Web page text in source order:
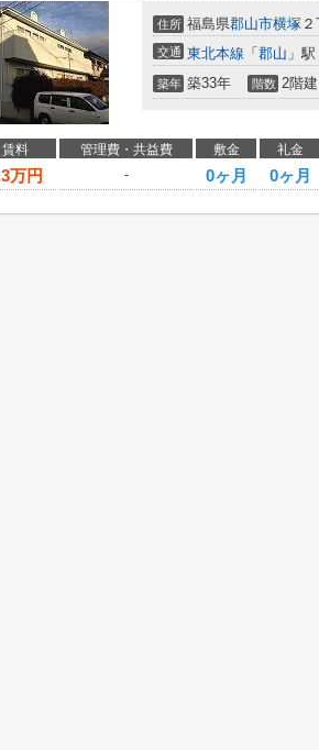
住所 福島県郡山市横塚
交通 東北本線 「 郡山 」
築年 築33年 階数 2階建
賃料 管理費・共益費 敷金 礼金
万円 - 0ヶ月 0ヶ月